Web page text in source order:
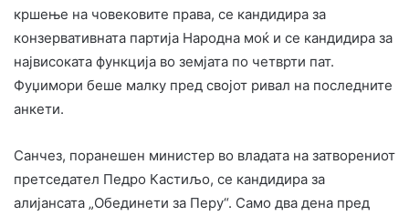
кршење на човековите права, се кандидира за
конзервативната партија Народна моќ и се кандидира за
највисоката функција во земјата по четврти пат.
Фуџимори беше малку пред својот ривал на последните
анкети.
Санчез, поранешен министер во владата на затворениот
претседател Педро Кастиљо, се кандидира за
алијансата „Обединети за Перу“. Само два дена пред